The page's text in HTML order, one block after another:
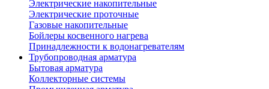
Электрические накопительные
Электрические проточные
Газовые накопительные
Бойлеры косвенного нагрева
Принадлежности к водонагревателям
Трубопроводная арматура
Бытовая арматура
Коллекторные системы